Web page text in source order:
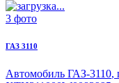
3 фото
ГАЗ 3110
Автомобиль ГАЗ-3110,